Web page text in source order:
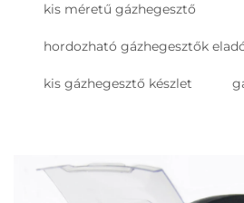
kis méretű gázhegesztő
hordozható gázhegesztők
kis gázhegesztő készlet